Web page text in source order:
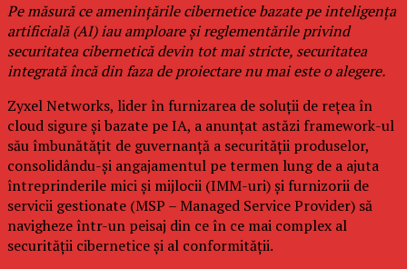
Pe măsură ce amenințările cibernetice bazate pe inteligența
artificială (AI) iau amploare și reglementările privind
securitatea cibernetică devin tot mai stricte, securitatea
integrată încă din faza de proiectare nu mai este o alegere.
Zyxel Networks, lider în furnizarea de soluții de rețea în
cloud sigure și bazate pe IA, a anunțat astăzi framework-ul
său îmbunătățit de guvernanță a securității produselor,
consolidându-și angajamentul pe termen lung de a ajuta
întreprinderile mici și mijlocii (IMM-uri) și furnizorii de
servicii gestionate (MSP – Managed Service Provider) să
navigheze într-un peisaj din ce în ce mai complex al
securității cibernetice și al conformității.